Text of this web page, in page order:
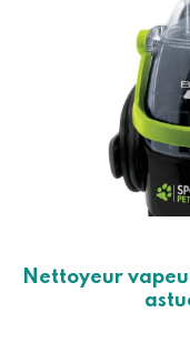
Nettoyeur